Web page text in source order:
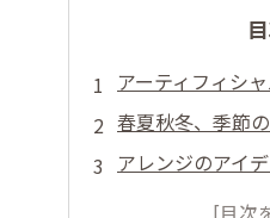
アーティフィシ
春夏秋冬、季節
アレンジのアイ
おしゃれな室内